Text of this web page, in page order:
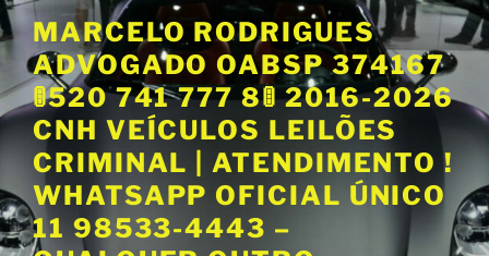
P
u
a
r
r
a
o
MARCELO RODRIGUES
ADVOGADO OABSP 374167
🚦520 741 777 8🚦 2016-2026
CNH VEÍCULOS LEILÕES
CRIMINAL | ATENDIMENTO !
WHATSAPP OFICIAL ÚNICO
11 98533-4443 –